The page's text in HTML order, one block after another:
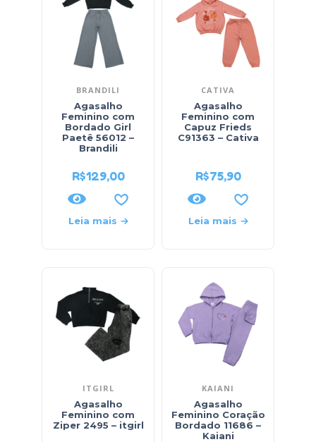
BRANDILI
Agasalho
Feminino com
Bordado Girl
Paetê 56012 –
Brandili
R$129,00
Leia mais
CATIVA
Agasalho
Feminino com
Capuz Frieds
C91363 – Cativa
R$75,90
Leia mais
ITGIRL
Agasalho
Feminino com
Ziper 2495 – itgirl
KAIANI
Agasalho
Feminino Coração
Bordado 11686 –
Kaiani